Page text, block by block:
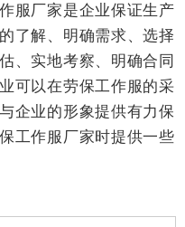
服厂家是企业保证生产
了解、明确需求、选择
、实地考察、明确合同
可以在劳保工作服的采
企业的形象提供有力保
工作服厂家时提供一些